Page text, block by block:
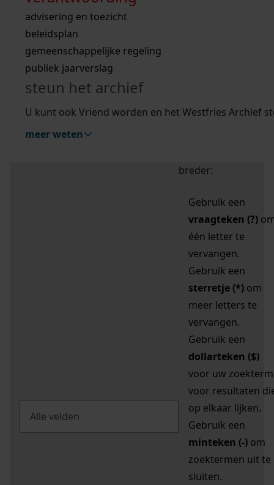
bouwvergunningen
omgevingsvergunningen
vergunningen
beeld en geluid
uitleg nodig?
Wij helpen u op weg met een aantal zoektips.
bekijk alle zoektips
Wij helpen u op weg met een aantal zoektips.
bekijk alle zoektips
bekijk ons geschiedenislokaal
advisering en toezicht
beleidsplan
gemeenschappelijke regeling
publiek jaarverslag
steun het archief
U kunt ook Vriend worden en het Westfries Archief
meer weten
zoektips
Mijn Studiezaal (inloggen)
uw zoekopdracht te
breder:
Gebruik een
vraagteken (?)
één letter te
vervangen.
Gebruik een
sterretje (*) om
meer letters te
vervangen.
Gebruik een
dollarteken ($)
voor uw zoekterm
voor resultaten
op elkaar lijken.
Gebruik een
minteken (-) om
zoektermen uit te
sluiten.